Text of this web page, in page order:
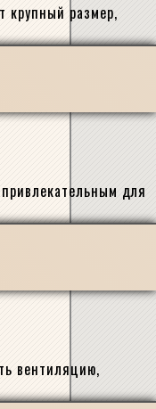
крупный размер,
для
вентиляцию,